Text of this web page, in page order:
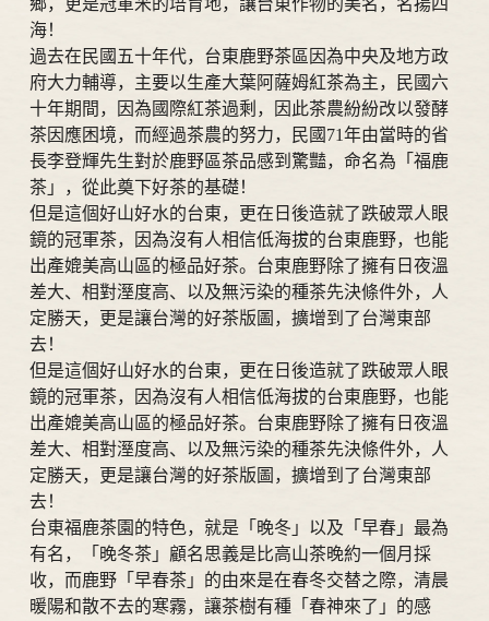
海！
過去在民國五十年代，台東鹿野茶區因為中央及地方政
府大力輔導，主要以生產大葉阿薩姆紅茶為主，民國六
十年期間，因為國際紅茶過剩，因此茶農紛紛改以發酵
茶因應困境，而經過茶農的努力，民國71年由當時的省
長李登輝先生對於鹿野區茶品感到驚豔，命名為「福鹿
茶」，從此奠下好茶的基礎！
但是這個好山好水的台東，更在日後造就了跌破眾人眼
鏡的冠軍茶，因為沒有人相信低海拔的台東鹿野，也能
出產媲美高山區的極品好茶。台東鹿野除了擁有日夜溫
差大、相對溼度高、以及無污染的種茶先決條件外，人
定勝天，更是讓台灣的好茶版圖，擴增到了台灣東部
去！
但是這個好山好水的台東，更在日後造就了跌破眾人眼
鏡的冠軍茶，因為沒有人相信低海拔的台東鹿野，也能
出產媲美高山區的極品好茶。台東鹿野除了擁有日夜溫
差大、相對溼度高、以及無污染的種茶先決條件外，人
定勝天，更是讓台灣的好茶版圖，擴增到了台灣東部
去！
台東福鹿茶園的特色，就是「晚冬」以及「早春」最為
有名，「晚冬茶」顧名思義是比高山茶晚約一個月採
收，而鹿野「早春茶」的由來是在春冬交替之際，清晨
暖陽和散不去的寒霧，讓茶樹有種「春神來了」的感